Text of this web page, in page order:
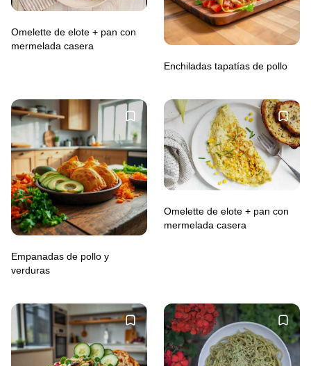
Omelette de elote + pan con
mermelada casera
Enchiladas tapatías de pollo
Empanadas de pollo y
verduras
Omelette de elote + pan con
mermelada casera